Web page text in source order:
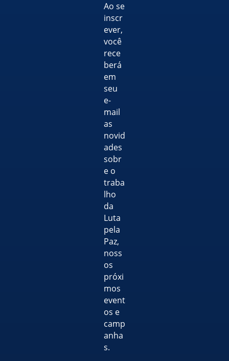
Ao se
inscr
ever,
você
rece
berá
em
seu
e-
mail
as
novid
ades
sobr
e o
traba
lho
da
Luta
pela
Paz,
noss
os
próxi
mos
event
os e
camp
anha
s.